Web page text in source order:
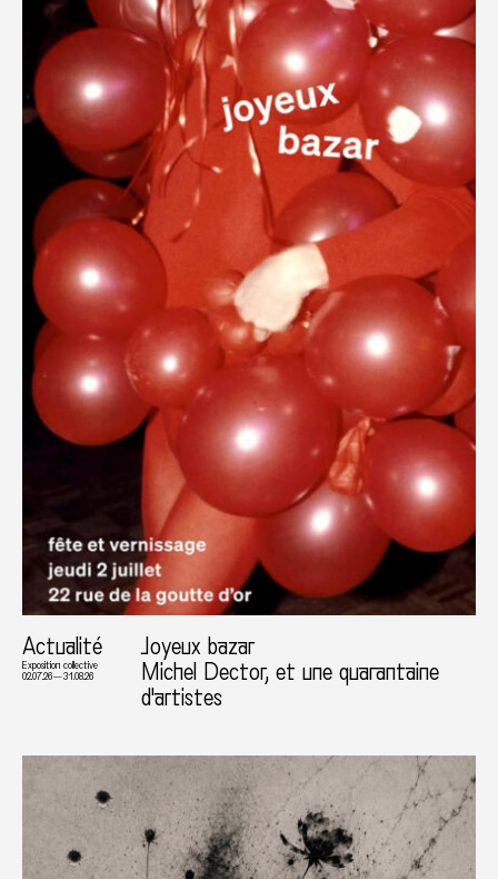
Actualité
Exposition collective
02.07.26 — 31.08.26
Joyeux bazar
Michel Dector, et une quarantaine
d'artistes